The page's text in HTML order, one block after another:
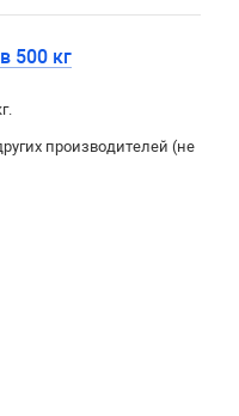
500 кг
производителей (не